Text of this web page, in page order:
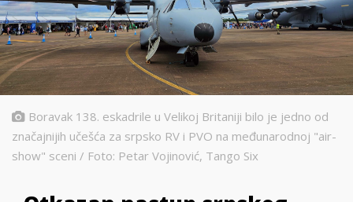
Boravak 138. eskadrile u Velikoj Britaniji bilo je jedno od
značajnijih učešća za srpsko RV i PVO na međunarodnoj "air-
show" sceni / Foto: Petar Vojinović, Tango Six